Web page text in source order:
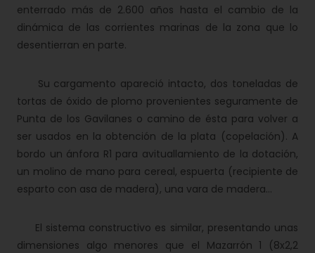
enterrado más de 2.600 años hasta el cambio de la
dinámica de las corrientes marinas de la zona que lo
desentierran en parte.
Su cargamento apareció intacto, dos toneladas de
tortas de óxido de plomo provenientes seguramente de
Punta de los Gavilanes o camino de ésta para volver a
ser usados en la obtención de la plata (copelación). A
bordo un ánfora R1 para avituallamiento de la dotación,
un molino de mano para cereal, espuerta (recipiente de
esparto con asa de madera), una vara de madera…
El sistema constructivo es similar, presentando unas
dimensiones algo menores que el Mazarrón 1 (8x2,2